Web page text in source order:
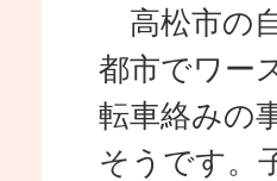
高松市の
都市でワー
転車絡みの
そうです。